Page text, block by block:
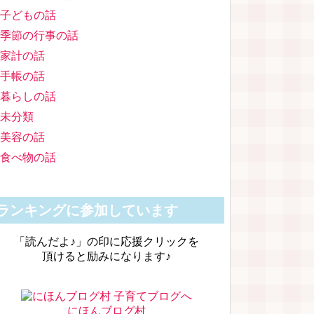
子どもの話
季節の行事の話
家計の話
手帳の話
暮らしの話
未分類
美容の話
食べ物の話
ンキングに参加しています
「読んだよ♪」の印に応援クリックを
頂けると励みになります♪
にほんブログ村